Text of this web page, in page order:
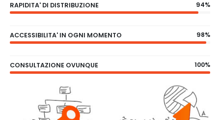
RAPIDITA' DI DISTRIBUZIONE 94%
ACCESSIBILITA' IN OGNI MOMENTO 98%
CONSULTAZIONE OVUNQUE 100%